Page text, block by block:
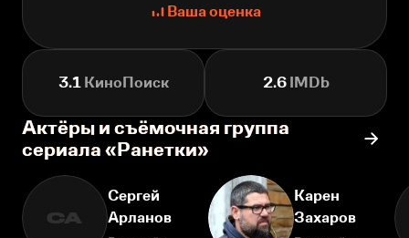
Ваша оценка
3.1КиноПоиск 2.6IMDb
Актёры и съёмочная группа
сериала «Ранетки»
СА
Сергей
Арланов
Карен
Захаров